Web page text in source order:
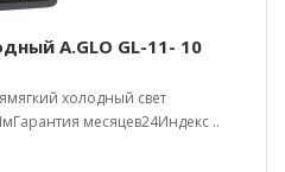
A.GLO GL-11- 10
холодный свет
месяцев24Индекс ..